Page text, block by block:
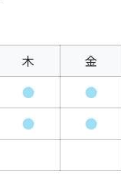
木 金
● ●
● ●